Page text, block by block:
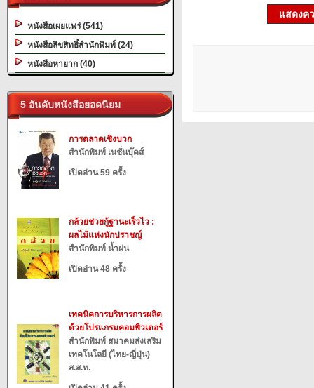
หนังสือเผยแพร่ (541)
หนังสือลิขสิทธิ์สำนักพิมพ์ (24)
หนังสือหายาก (40)
5 อันดับหนังสือยอดนิยม
การตลาดเชิงบวก
สำนักพิมพ์ เนชั่นบุ๊คส์
เปิดอ่าน 59 ครั้ง
กล้วยช่วยกู้ฐานะเร็วไว :
ผลไม้แห่งนักปราชญ์
สำนักพิมพ์ น้ำฝน
เปิดอ่าน 48 ครั้ง
เทคนิคการบริหารการผลิต
ด้วยโปรแกรมคอมพิวเตอร์
สำนักพิมพ์ สมาคมส่งเสริม
เทคโนโลยี (ไทย-ญี่ปุ่น)
ส.ส.ท.
แสดงค